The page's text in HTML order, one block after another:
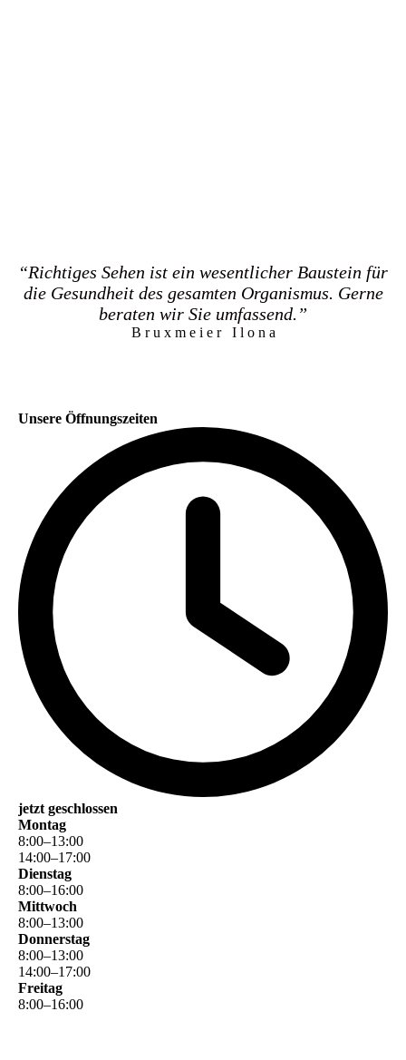
“Richtiges Sehen ist ein wesentlicher Baustein für
die Gesundheit des gesamten Organismus. Gerne
beraten wir Sie umfassend.”
B r u x m e i e r I l o n a
Unsere Öffnungszeiten
jetzt geschlossen
Montag
8:00–13:00
14:00–17:00
Dienstag
8:00–16:00
Mittwoch
8:00–13:00
Donnerstag
8:00–13:00
14:00–17:00
Freitag
8:00–16:00